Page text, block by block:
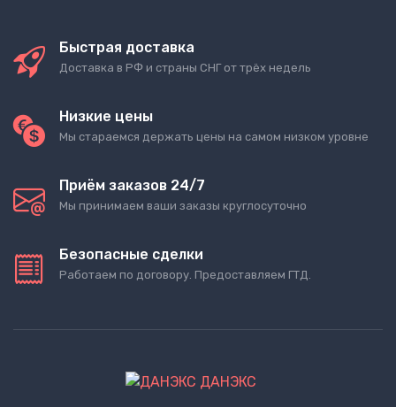
Быстрая доставка
Доставка в РФ и страны СНГ от трёх недель
Низкие цены
Мы стараемся держать цены на самом низком уровне
Приём заказов 24/7
Мы принимаем ваши заказы круглосуточно
Безопасные сделки
Работаем по договору. Предоставляем ГТД.
ДАНЭКС